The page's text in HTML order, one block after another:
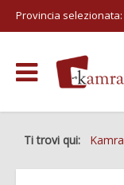
Provincia selezionata:
Ti trovi qui: Kamra